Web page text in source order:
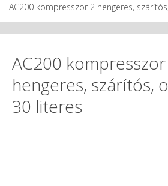
AC200 kompresszor 2 hengeres,
AC200
hengeres, szárítós,
30 literes